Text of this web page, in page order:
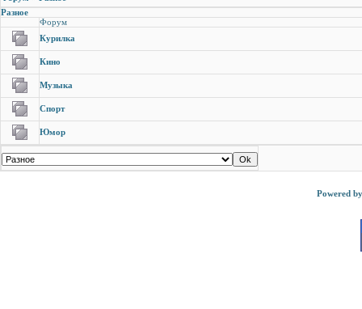
Разное
Форум
Курилка
Кино
Музыка
Спорт
Юмор
Powered